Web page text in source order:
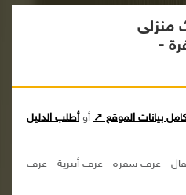
منزلى
-
بيانات الموقع ↗ أوأطلب الدليل
- غرف سفرة - غرف أنترية - غرف